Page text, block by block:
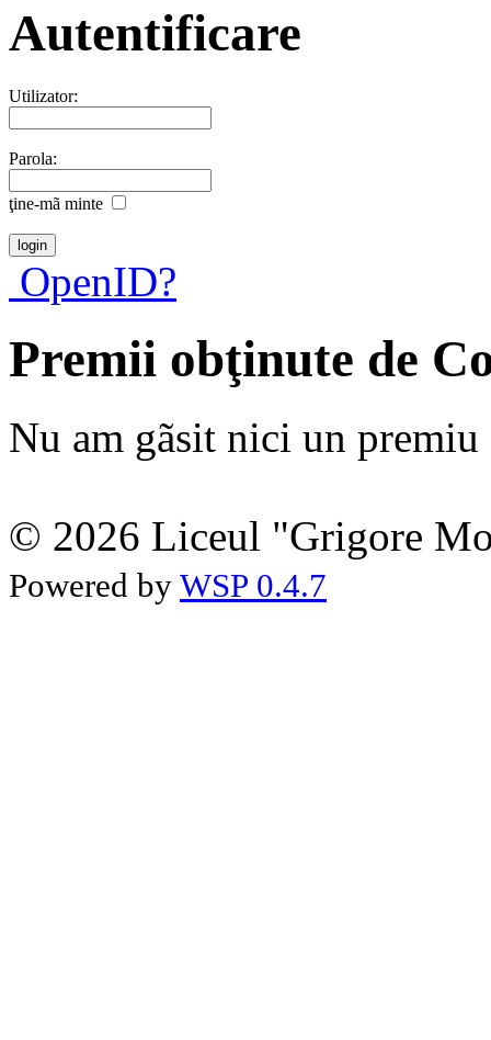
Autentificare
Utilizator:
Parola:
ţine-mã minte
OpenID?
Premii obţinute de
Nu am gãsit nici un premiu
© 2026 Liceul "Grigore
Powered by WSP 0.4.7